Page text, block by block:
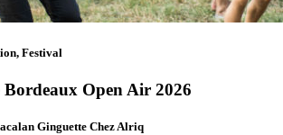
Festival
Bordeaux Open Air 2026
Ginguette Chez Alriq